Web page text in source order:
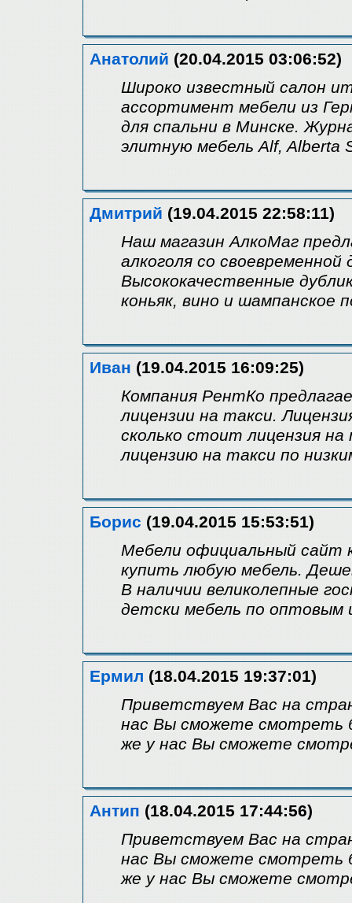
Анатолий (20.04.2015 03:06:52)
Широко известный салон
ассортимент мебели из
для спальни в Минске.
элитную мебель Alf, Alberta
Дмитрий (19.04.2015 22:58:11)
Наш магазин АлкоМаг
алкоголя со своевременной
Высококачественные
коньяк, вино и шампанское
Иван (19.04.2015 16:09:25)
Компания РентКо
лицензии на такси.
сколько стоит лицензия
лицензию на такси по
Борис (19.04.2015 15:53:51)
Мебели официальный сайт
купить любую мебель.
В наличии великолепные
детски мебель по оптовым
Ермил (18.04.2015 19:37:01)
Приветствуем Вас на
нас Вы сможете смотреть
же у нас Вы сможете
Антип (18.04.2015 17:44:56)
Приветствуем Вас на
нас Вы сможете смотреть
же у нас Вы сможете